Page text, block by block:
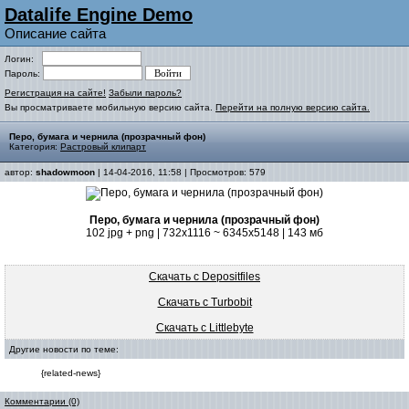
Datalife Engine Demo
Описание сайта
Логин:
Пароль:
Регистрация на сайте! Забыли пароль?
Вы просматриваете мобильную версию сайта. Перейти на полную версию сайта.
Перо, бумага и чернила (прозрачный фон)
Категория: Растровый клипарт
автор: shadowmoon | 14-04-2016, 11:58 | Просмотров: 579
Перо, бумага и чернила (прозрачный фон)
102 jpg + png | 732x1116 ~ 6345x5148 | 143 мб
Скачать с Depositfiles
Скачать с Turbobit
Скачать с Littlebyte
Другие новости по теме:
{related-news}
Комментарии (0)